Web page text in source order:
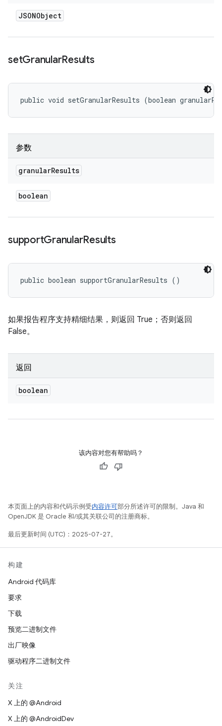
JSONObject
setGranularResults
public void setGranularResults (boolean
参数
granularResults
boolean
supportGranularResults
public boolean supportGranularResults ()
如果报告程序支持精细结果，则返回 True；否则返回
False。
返回
boolean
该内容对您有帮助吗？
本页面上的内容和代码示例受内容许可部分所述许可的限制。Java 和
OpenJDK 是 Oracle 和/或其关联公司的注册商标。
最后更新时间 (UTC)：2025-07-27。
构建
Android 代码库
要求
下载
预览二进制文件
出厂映像
驱动程序二进制文件
关注
X 上的 @Android
X 上的 @AndroidDev